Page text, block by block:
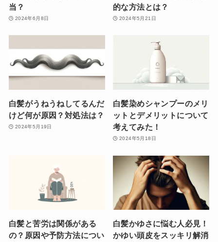
当？
2024年6月8日
的な方法とは？
2024年5月21日
白髪がうねうねしてるんだ
けど何が原因？対処法は？
2024年5月19日
白髪染めシャンプーのメリ
ットとデメリットについて
考えてみた！
2024年5月18日
白髪と苦労は関係がある
の？原因や予防方法につい
白髪かゆさに悩む人必見！
かゆい頭皮をスッキリ解消